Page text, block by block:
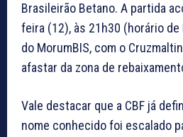
Brasileirão Betano. A partida
feira (12), às 21h30 (horário
do MorumBIS, com o
afastar da zona de
Vale destacar que a CBF já
nome conhecido foi escalado